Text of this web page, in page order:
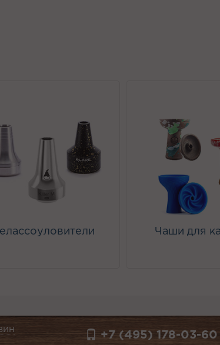
Чаши для
+7 (495) 178-03-60